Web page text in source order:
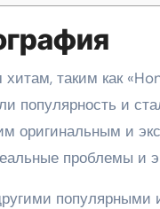
таким как
популярность и
оригинальным и
проблемы и